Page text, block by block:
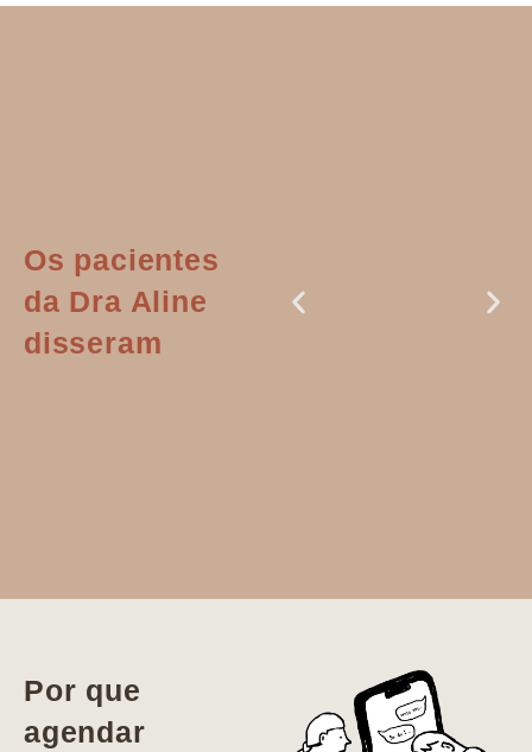
Os pacientes
da Dra Aline
disseram
vida. Ela me
encontrou num
estado misto de
Por que
agendar